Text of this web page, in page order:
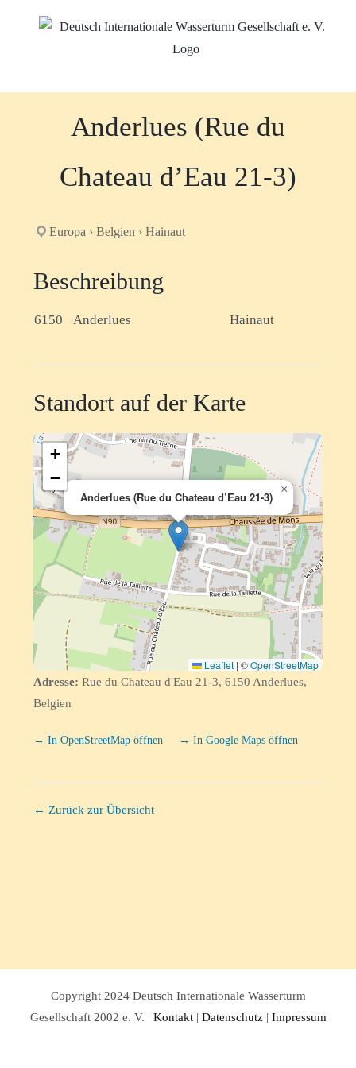
Anderlues (Rue du
Chateau d’Eau 21-3)
Europa › Belgien › Hainaut
Beschreibung
6150 Anderlues Hainaut
Standort auf der Karte
Anderlues (Rue du Chateau d’Eau 21-3)
×
+
−
Leaflet | ©OpenStreetMap
Adresse: Rue du Chateau d'Eau 21-3, 6150 Anderlues,
Belgien
→ In OpenStreetMap öffnen → In Google Maps öffnen
← Zurück zur Übersicht
Copyright 2024 Deutsch Internationale Wasserturm
Gesellschaft 2002 e. V. | Kontakt| Datenschutz| Impressum